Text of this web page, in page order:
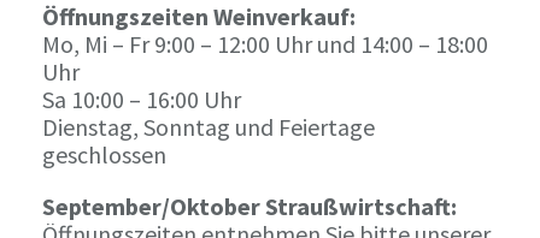
Öffnungszeiten Weinverkauf:
Mo, Mi – Fr 9:00 – 12:00 Uhr und 14:00 – 18:00
Uhr
Sa 10:00 – 16:00 Uhr
Dienstag, Sonntag und Feiertage
geschlossen
September/Oktober Straußwirtschaft: